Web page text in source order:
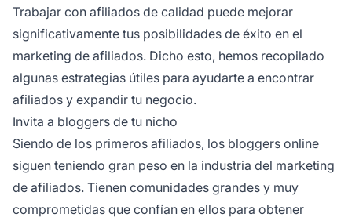
Trabajar con afiliados de calidad puede mejorar
significativamente tus posibilidades de éxito en el
marketing de afiliados. Dicho esto, hemos recopilado
algunas estrategias útiles para ayudarte a encontrar
afiliados y expandir tu negocio.
Invita a bloggers de tu nicho
Siendo de los primeros afiliados, los bloggers online
siguen teniendo gran peso en la industria del marketing
de afiliados. Tienen comunidades grandes y muy
comprometidas que confían en ellos para obtener